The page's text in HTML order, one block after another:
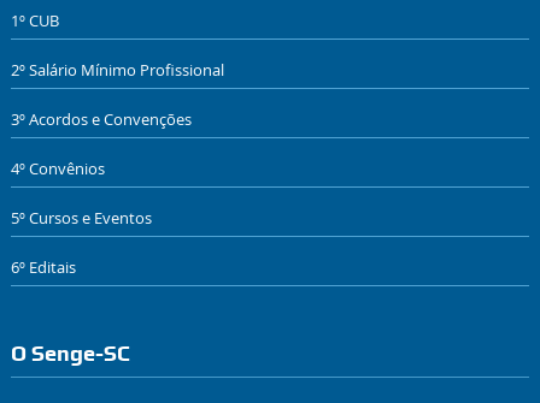
1º CUB
2º Salário Mínimo Profissional
3º Acordos e Convenções
4º Convênios
5º Cursos e Eventos
6º Editais
O Senge-SC